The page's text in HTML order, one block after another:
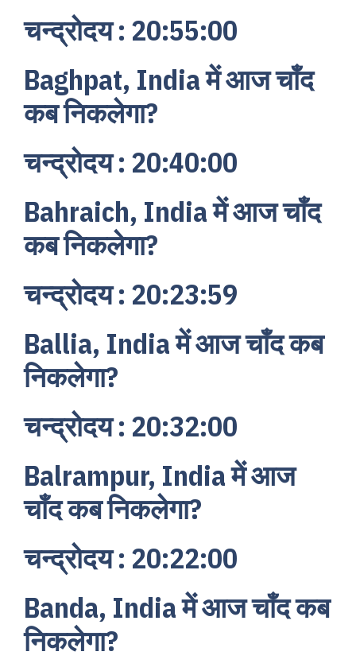
चन्द्रोदय : 20:55:00
Baghpat, India में आज चाँद
कब निकलेगा?
चन्द्रोदय : 20:40:00
Bahraich, India में आज चाँद
कब निकलेगा?
चन्द्रोदय : 20:23:59
Ballia, India में आज चाँद कब
निकलेगा?
चन्द्रोदय : 20:32:00
Balrampur, India में आज
चाँद कब निकलेगा?
चन्द्रोदय : 20:22:00
Banda, India में आज चाँद कब
निकलेगा?